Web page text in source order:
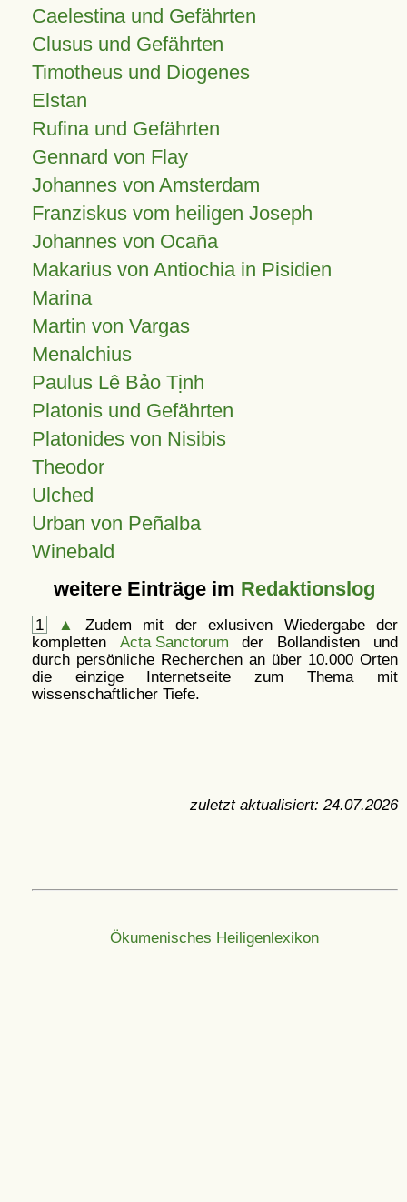
Caelestina und Gefährten
Clusus und Gefährten
Timotheus und Diogenes
Elstan
Rufina und Gefährten
Gennard von Flay
Johannes von Amsterdam
Franziskus vom heiligen Joseph
Johannes von Ocaña
Makarius von Antiochia in Pisidien
Marina
Martin von Vargas
Menalchius
Paulus Lê Bảo Tịnh
Platonis und Gefährten
Platonides von Nisibis
Theodor
Ulched
Urban von Peñalba
Winebald
weitere Einträge im Redaktionslog
1 ▲
Zudem mit der exlusiven Wiedergabe der
kompletten Acta Sanctorum der Bollandisten und
durch persönliche Recherchen an über 10.000 Orten
die einzige Internetseite zum Thema mit
wissenschaftlicher Tiefe.
zuletzt aktualisiert: 24.07.2026
Ökumenisches Heiligenlexikon